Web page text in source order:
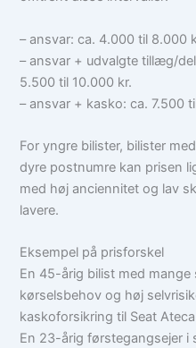
– ansvar: ca. 4.000 til 8.000
– ansvar + udvalgte tillæg/
5.500 til 10.000 kr.
– ansvar + kasko: ca. 7.500
For yngre bilister, bilister
dyre postnumre kan prisen
med høj anciennitet og lav
lavere.
Eksempel på prisforskel
En 45-årig bilist med mange
kørselsbehov og høj
kaskoforsikring til Seat
En 23-årig førstegangsejer i